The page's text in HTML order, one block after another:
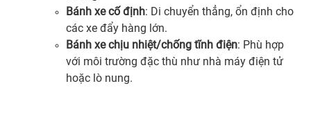
Bánh xe cố định: Di chuyển thẳng, ổn định cho
các xe đẩy hàng lớn.
Bánh xe chịu nhiệt/chống tĩnh điện: Phù hợp
với môi trường đặc thù như nhà máy điện tử
hoặc lò nung.